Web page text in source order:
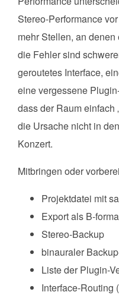
Stereo-Performance
mehr Stellen, an
die Fehler sind
geroutetes Interface,
eine vergessene
dass der Raum
die Ursache nicht in
Konzert.
Mitbringen oder
Projektdatei mit
Export als B-
Stereo-Backup
binauraler
Liste der Plugin-
Interface-Routing